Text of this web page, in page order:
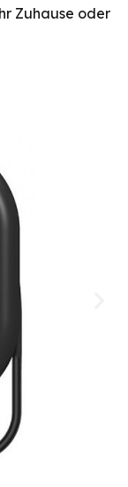
Zuhause oder